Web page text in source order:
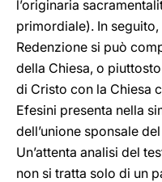
l’originaria
primordiale). In
Redenzione si può
della Chiesa, o
di Cristo con la Chiesa
Efesini presenta nella
dell’unione sponsale
Un’attenta analisi del
non si tratta solo di un